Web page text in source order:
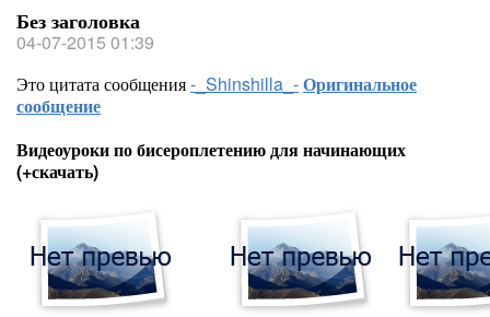
Без заголовка
04-07-2015 01:39
Это цитата сообщения-_Shinshilla_-Оригинальное
сообщение
Видеоуроки по бисероплетению для начинающих
(+скачать)